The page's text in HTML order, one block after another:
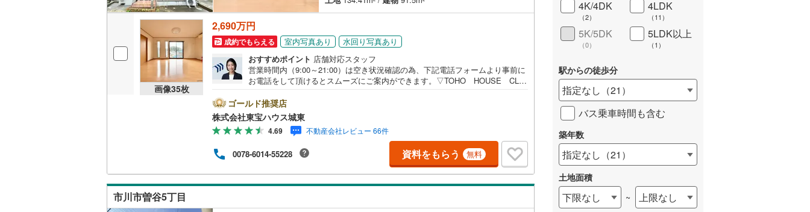
画像35枚
2,690万円
成約でもらえる 室内写真あり
水回り写真あり
おすすめポイント 店舗対応スタッフ
営業時間内（9:00～21:00）は空き状況確認の為、下記電話フォームより事前に
お電話をして頂けるとスムーズにご案内ができます。▽TOHO HOUSE CLU
て暮らしの「安心」を守り続けます。【Yahoo！ 不動産キャンペーン対象店
舗】当店で物件を成約するとPayPayボーナスライトがもらえる「Yahoo！ 不動
産 物件ご成約キャンペーン」の対象になります。「資料をもらう」「見学予約
をする」ボタンからお問い合わせください。※必ずYahoo！ JAPAN IDでログイ
ンしてください。※PayPayボーナスライトは出金と譲渡はできません。ご案
内・詳細な資料のご請求はお気軽にどうぞ♪お電話でのお問い合わせも常時受け
付けております！■頭金0円からのご購入可能です■（諸費用もOK）お気軽にお
問い合わせください。
ゴールド推奨店
株式会社東宝ハウス城東
4.69 不動産会社レビュー 66件
0078-6014-55228 資料をもらう 無料
市川市曽谷5丁目
4K/4DK
（2）
4LDK
（11 ）
5K/5DK
（0）
5LDK以上
（1 ）
駅からの徒歩分
指定なし （21 ）
バス乗車時間も含む
築年数
指定なし （21 ）
土地面積
下限なし ~ 上限なし
西武拝島線 西武狭山線(56
西武山口線
京王高尾線 ( 150
京王相模原線 (287) 京王井の頭線 小田急小田原線
小田急江ノ島線 (361) 小田急多摩線(89) 東急東横線(224
東急田園都市線 ( 344
東急池上線(68) 東急目黒線(107)
こどもの国線
73) 東急新横浜線(61) 京急本線
京急空港線 (7) 京急大師線( 21 ) 京急逗子線( 41)
京急久里浜線(38) 都電荒川線(108) 東京モノレール(
ゆりかもめ(0) 都営日暮里・舎人ライナー(143) 相模鉄道本線(451
オンライン対応とは？ 詳しく見る